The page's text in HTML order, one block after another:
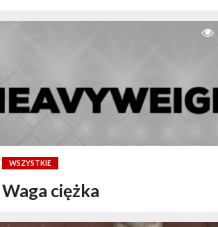
WSZYSTKIE
Waga ciężka